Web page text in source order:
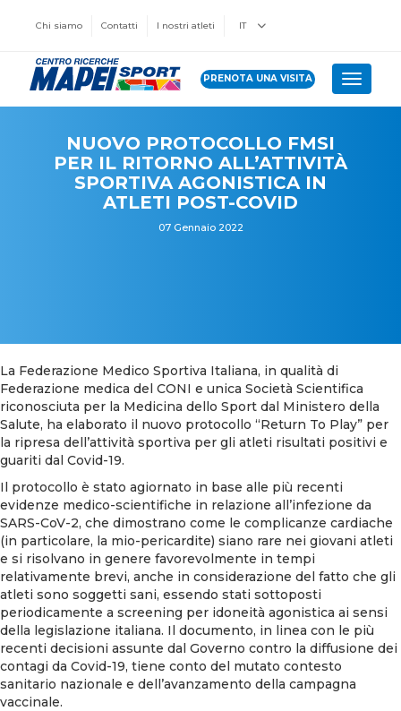
Chi siamo Contatti I nostri atleti IT
PRENOTA UNA VISITA Toggle
NUOVO PROTOCOLLO FMSI
PER IL RITORNO ALL’ATTIVITÀ
SPORTIVA AGONISTICA IN
ATLETI POST-COVID
07 Gennaio 2022
La Federazione Medico Sportiva Italiana, in qualità di
Federazione medica del CONI e unica Società Scientifica
riconosciuta per la Medicina dello Sport dal Ministero della
Salute, ha elaborato il nuovo protocollo “Return To Play” per
la ripresa dell’attività sportiva per gli atleti risultati positivi e
guariti dal Covid-19.
Il protocollo è stato agiornato in base alle più recenti
evidenze medico-scientifiche in relazione all’infezione da
SARS-CoV-2, che dimostrano come le complicanze cardiache
(in particolare, la mio-pericardite) siano rare nei giovani atleti
e si risolvano in genere favorevolmente in tempi
relativamente brevi, anche in considerazione del fatto che gli
atleti sono soggetti sani, essendo stati sottoposti
periodicamente a screening per idoneità agonistica ai sensi
della legislazione italiana. Il documento, in linea con le più
recenti decisioni assunte dal Governo contro la diffusione dei
contagi da Covid-19, tiene conto del mutato contesto
sanitario nazionale e dell’avanzamento della campagna
vaccinale.